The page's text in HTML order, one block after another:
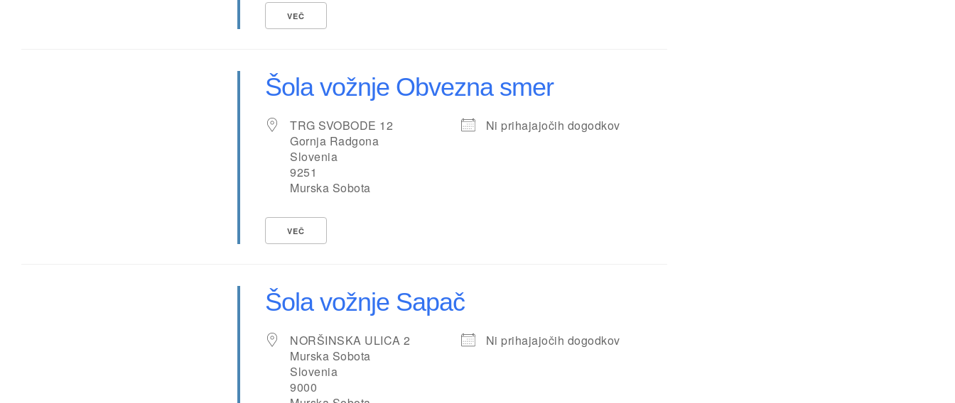
VEČ
Šola vožnje Obvezna smer
TRG SVOBODE 12
Gornja Radgona
Slovenia
9251
Murska Sobota
Ni prihajajočih dogodkov
VEČ
Šola vožnje Sapač
NORŠINSKA ULICA 2
Murska Sobota
Slovenia
9000
Ni prihajajočih dogodkov